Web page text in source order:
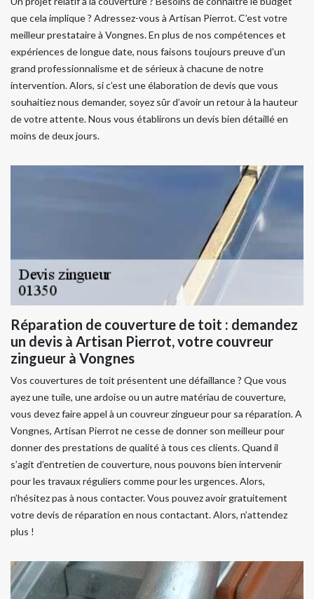
que cela implique ? Adressez-vous à Artisan Pierrot. C’est votre
meilleur prestataire à Vongnes. En plus de nos compétences et
expériences de longue date, nous faisons toujours preuve d’un
grand professionnalisme et de sérieux à chacune de notre
intervention. Alors, si c’est une élaboration de devis que vous
souhaitiez nous demander, soyez sûr d’avoir un retour à la hauteur
de votre attente. Nous vous établirons un devis bien détaillé en
moins de deux jours.
Réparation de couverture de toit : demandez
un devis à Artisan Pierrot, votre couvreur
zingueur à Vongnes
Vos couvertures de toit présentent une défaillance ? Que vous
ayez une tuile, une ardoise ou un autre matériau de couverture,
vous devez faire appel à un couvreur zingueur pour sa réparation. A
Vongnes, Artisan Pierrot ne cesse de donner son meilleur pour
donner des prestations de qualité à tous ces clients. Quand il
s’agit d’entretien de couverture, nous pouvons bien intervenir
pour les travaux réguliers comme pour les urgences. Alors,
n’hésitez pas à nous contacter. Vous pouvez avoir gratuitement
votre devis de réparation en nous contactant. Alors, n’attendez
plus !